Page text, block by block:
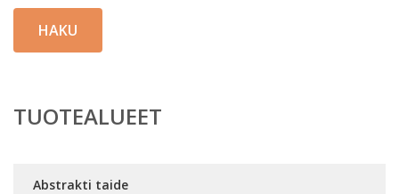
HAKU
TUOTEALUEET
Abstrakti taide